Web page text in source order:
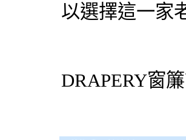
以選擇這一家
DRAPERY窗